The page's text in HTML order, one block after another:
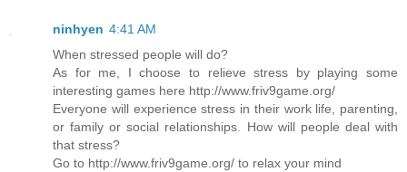
ninhyen 4:41 AM
When stressed people will do?
As for me, I choose to relieve stress by playing some
interesting games here http://www.friv9game.org/
Everyone will experience stress in their work life, parenting,
or family or social relationships. How will people deal with
that stress?
Go to http://www.friv9game.org/ to relax your mind